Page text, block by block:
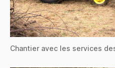
Chantier avec les services